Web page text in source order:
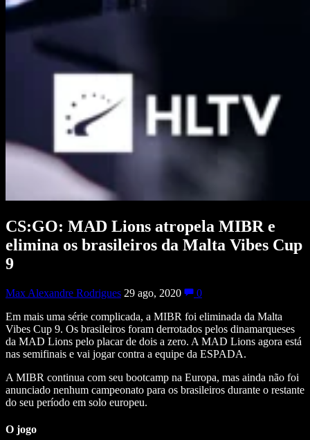
CS:GO: MAD Lions atropela MIBR e
elimina os brasileiros da Malta Vibes Cup
9
Max Alexandre Rodrigues 29 ago, 2020
0
Em mais uma série complicada, a MIBR foi eliminada da Malta
Vibes Cup 9. Os brasileiros foram derrotados pelos dinamarqueses
da MAD Lions pelo placar de dois a zero. A MAD Lions agora está
nas semifinais e vai jogar contra a equipe da ESPADA.
A MIBR continua com seu bootcamp na Europa, mas ainda não foi
anunciado nenhum campeonato para os brasileiros durante o restante
do seu período em solo europeu.
O jogo